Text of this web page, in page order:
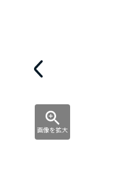
画像を拡大